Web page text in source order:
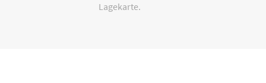
Lagekarte.